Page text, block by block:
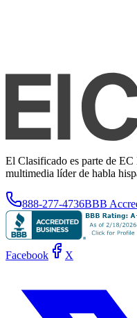
El Clasificado es parte de
multimedia líder de habla
888-277-4736BBB
Facebook X